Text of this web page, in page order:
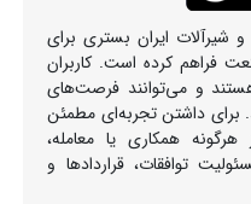
شیرآلات ایران بستری برای
فراهم کرده است. کاربران
و می‌توانند فرصت‌های
برای داشتن تجربه‌ای مطمئن
همکاری یا معامله،
توافقات، قراردادها و